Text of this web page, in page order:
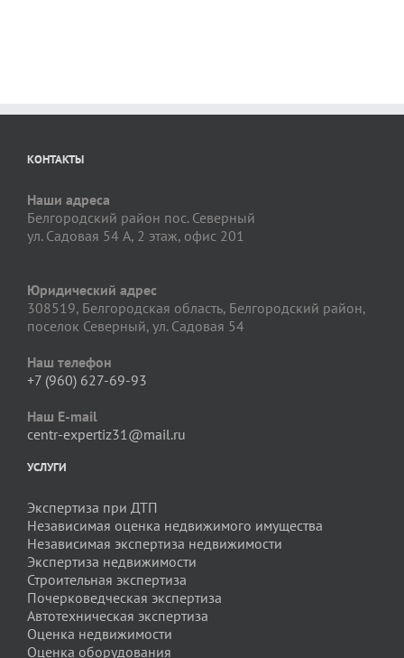
КОНТАКТЫ
Наши адреса
Белгородский район пос. Северный
ул. Садовая 54 А, 2 этаж, офис 201
Юридический адрес
308519, Белгородская область, Белгородский район,
поселок Северный, ул. Садовая 54
Наш телефон
+7 (960) 627-69-93
Наш E-mail
centr-expertiz31@mail.ru
УСЛУГИ
Экспертиза при ДТП
Независимая оценка недвижимого имущества
Независимая экспертиза недвижимости
Экспертиза недвижимости
Строительная экспертиза
Почерковедческая экспертиза
Автотехническая экспертиза
Оценка недвижимости
Оценка оборудования